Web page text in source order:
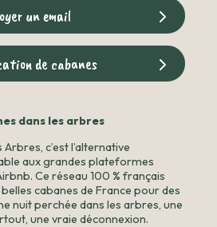
un email
de cabanes
dans les arbres
c’est l’alternative
aux grandes plateformes
Ce réseau 100 % français
cabanes de France pour des
nuit perchée dans les arbres, une
une vraie déconnexion.